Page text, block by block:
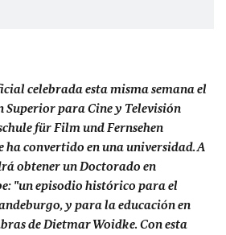
celebrada esta misma semana el
para Cine y Televisión
für Film und Fernsehen
ha convertido en una universidad. A
obtener un Doctorado en
"un episodio histórico para el
y para la educación en
de Dietmar Woidke. Con esta